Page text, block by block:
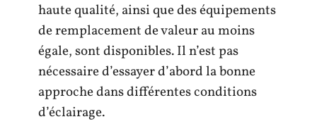
haute qualité, ainsi que des équipements
de remplacement de valeur au moins
égale, sont disponibles. Il n’est pas
nécessaire d’essayer d’abord la bonne
approche dans différentes conditions
d’éclairage.